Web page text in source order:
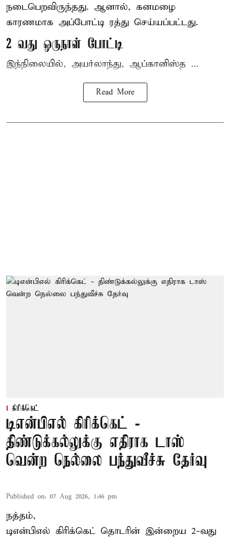
நடைபெறவிருந்தது. ஆனால், கனமழை
காரணமாக அப்போட்டி ரத்து செய்யப்பட்டது.
2 வது ஒருநாள் போட்டி
இந்நிலையில், அயர்லாந்து, ஆப்கானிஸ்த ...
Read More
கிரிக்கெட்
டிஎன்பிஎல் கிரிக்கெட் -
திண்டுக்கல்லுக்கு எதிராக டாஸ்
வென்ற நெல்லை பந்துவீச்சு தேர்வு
Published on: 07 Aug 2026, 1:46 pm
நத்தம்,
டிஎன்பிஎல் கிரிக்கெட் தொடரின் இன்றைய 2-வது